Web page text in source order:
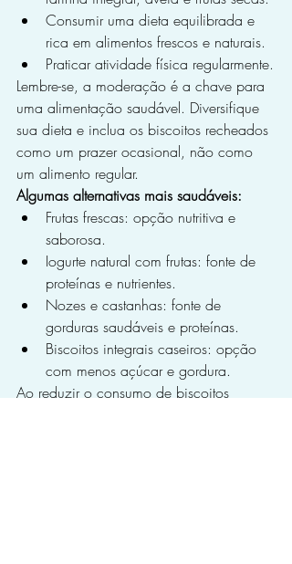
Consumir uma dieta equilibrada e
rica em alimentos frescos e naturais.
Praticar atividade física regularmente.
Lembre-se, a moderação é a chave para
uma alimentação saudável. Diversifique
sua dieta e inclua os biscoitos recheados
como um prazer ocasional, não como
um alimento regular.
Algumas alternativas mais saudáveis:
Frutas frescas: opção nutritiva e
saborosa.
Iogurte natural com frutas: fonte de
proteínas e nutrientes.
Nozes e castanhas: fonte de
gorduras saudáveis e proteínas.
Biscoitos integrais caseiros: opção
com menos açúcar e gordura.
Ao reduzir o consumo de biscoitos